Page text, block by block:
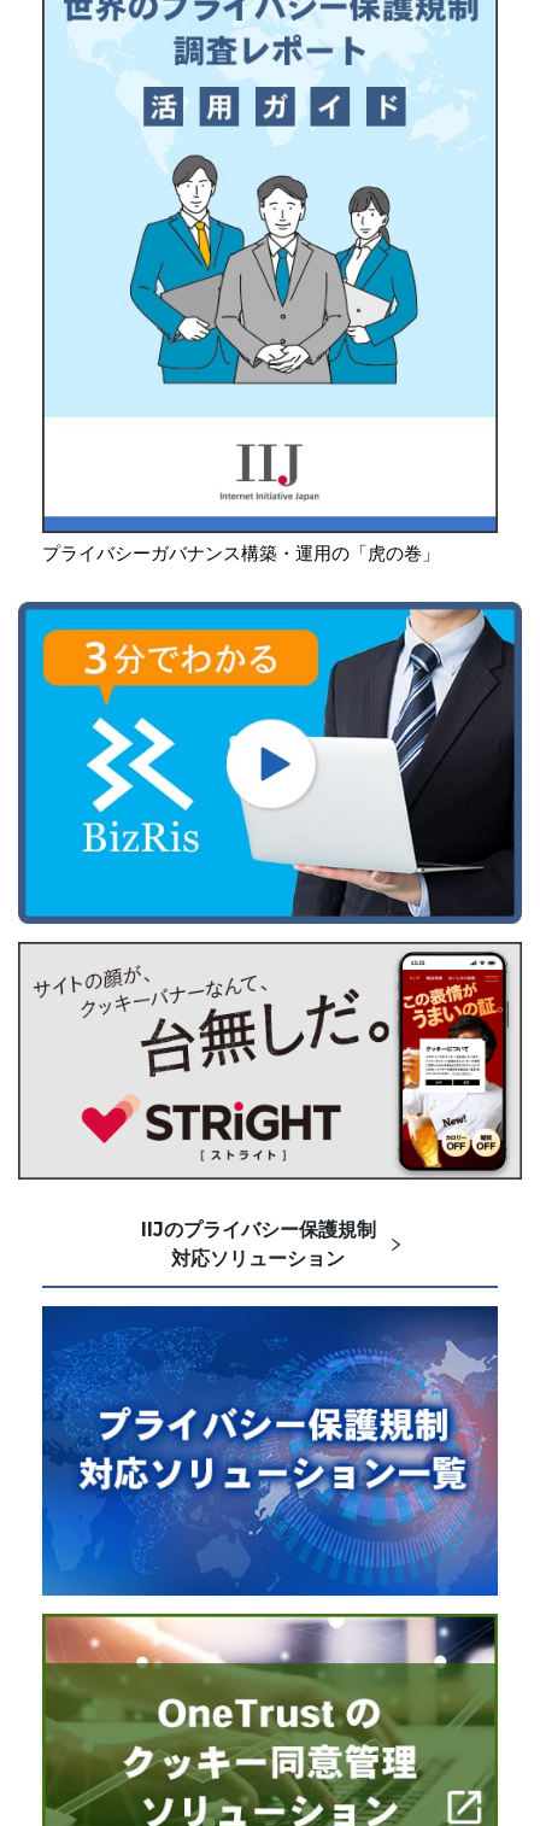
プライバシーガバナンス構築・運用の「虎の巻」
IIJのプライバシー保護規制
対応ソリューション